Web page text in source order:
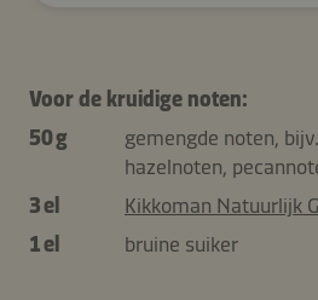
Voor de kruidige noten:
50 g
gemengde noten,
hazelnoten,
3 el
Kikkoman Natuurlijk
1 el
bruine suiker